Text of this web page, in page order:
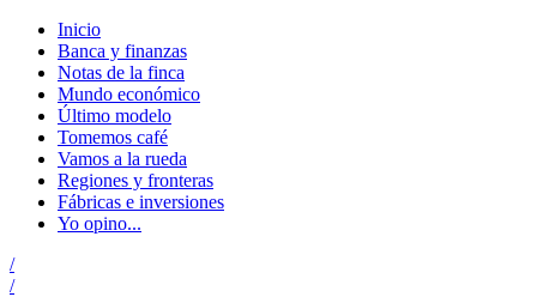
Inicio
Banca y finanzas
Notas de la finca
Mundo económico
Último modelo
Tomemos café
Vamos a la rueda
Regiones y fronteras
Fábricas e inversiones
Yo opino...
/
/